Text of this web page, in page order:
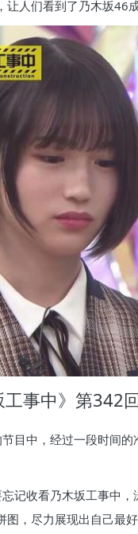
让人们看到了乃木坂46
工事中》第342
目中，经过一段时间
记收看乃木坂工事中
图，尽力展现出自己最